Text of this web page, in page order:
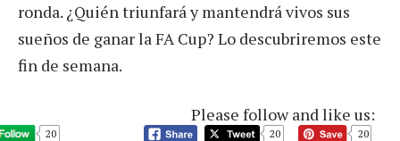
ronda. ¿Quién triunfará y mantendrá vivos sus
sueños de ganar la FA Cup? Lo descubriremos este
fin de semana.
Please follow and like us:
20 20 20